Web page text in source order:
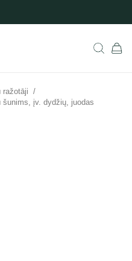
ražotāji /
įv. dydžių, juodas